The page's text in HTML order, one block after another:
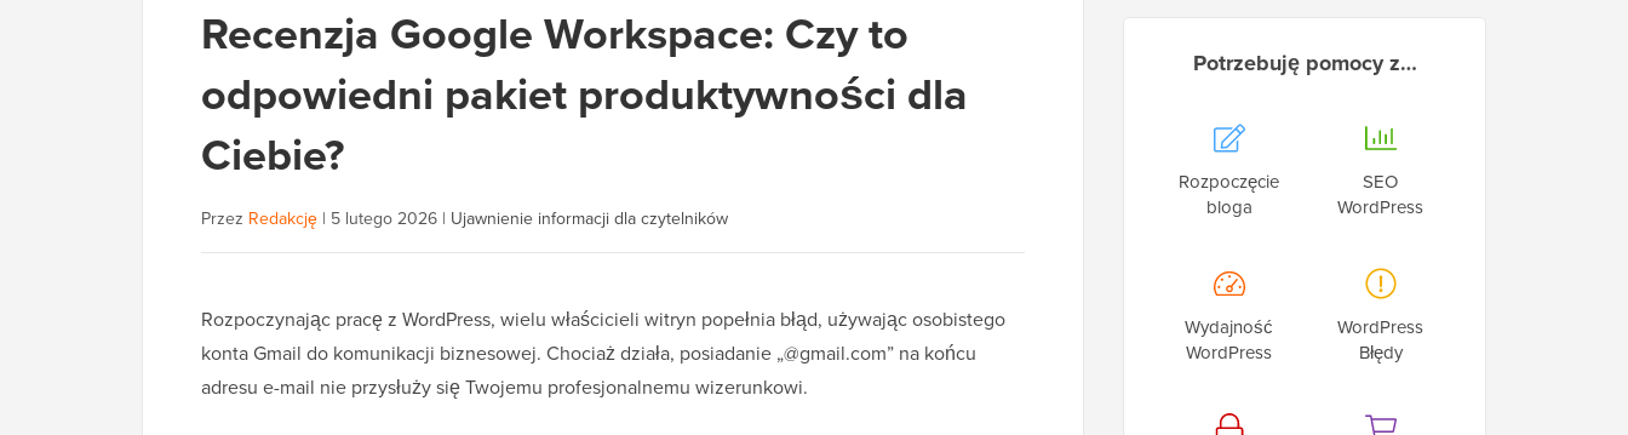
Recenzja Google Workspace: Czy to
odpowiedni pakiet produktywności dla
Ciebie?
Przez Redakcję | 5 lutego 2026 | Ujawnienie informacji dla czytelników
Rozpoczynając pracę z WordPress, wielu właścicieli witryn popełnia błąd, używając osobistego
konta Gmail do komunikacji biznesowej. Chociaż działa, posiadanie „@gmail.com” na końcu
adresu e-mail nie przysłuży się Twojemu profesjonalnemu wizerunkowi.
Potrzebuję pomocy z…
Rozpoczęcie
bloga
SEO
WordPress
Wydajność
WordPress
WordPress
Błędy